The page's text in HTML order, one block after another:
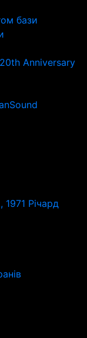
бази
Anniversary
Річард